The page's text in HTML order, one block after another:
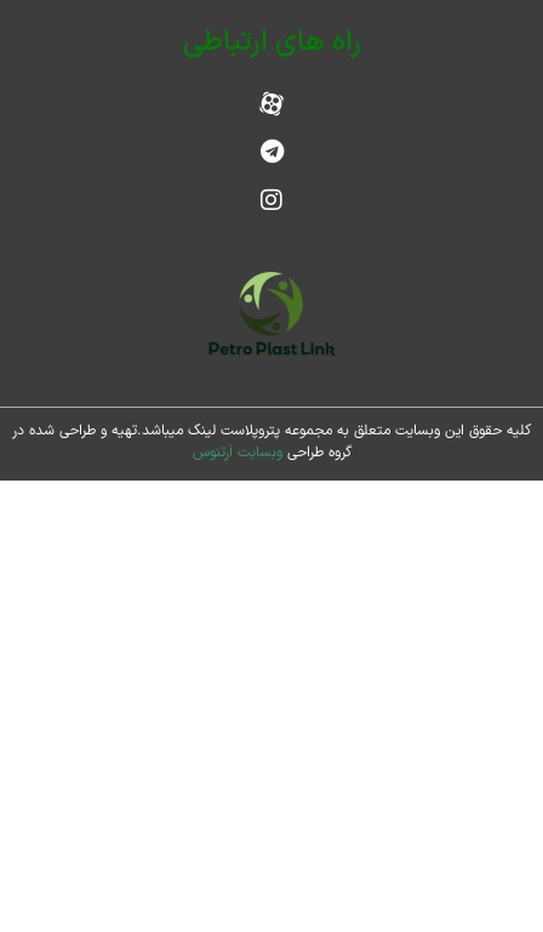
راه های ارتباطی
این وبسایت متعلق به مجموعه پتروپلاست لینک میباشد.تهیه و طراحی شده در
گروه طراحی وبسایت آرتنوس